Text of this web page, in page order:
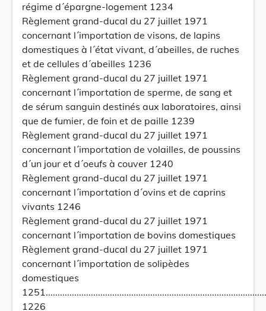
régime d´épargne-logement 1234
Règlement grand-ducal du 27 juillet 1971
concernant l´importation de visons, de lapins
domestiques à l´état vivant, d´abeilles, de ruches
et de cellules d´abeilles 1236
Règlement grand-ducal du 27 juillet 1971
concernant l´importation de sperme, de sang et
de sérum sanguin destinés aux laboratoires, ainsi
que de fumier, de foin et de paille 1239
Règlement grand-ducal du 27 juillet 1971
concernant l´importation de volailles, de poussins
d´un jour et d´oeufs à couver 1240
Règlement grand-ducal du 27 juillet 1971
concernant l´importation d´ovins et de caprins
vivants 1246
Règlement grand-ducal du 27 juillet 1971
concernant l´importation de bovins domestiques
Règlement grand-ducal du 27 juillet 1971
concernant l´importation de solipèdes
domestiques
1226